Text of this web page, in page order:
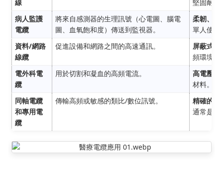
線
堅固耐用
病人監護
電纜
將來自感測器的生理訊號（心電圖、腦電
圖、血氧飽和度）傳送到監視器。
柔韌、生
單人使用
資料/網路
線纜
促進設備和網路之間的高速通訊。
屏蔽式
頻環境中
電外科電
纜
用於切割和凝血的高頻電流。
高電壓額
材料。
同軸電纜
和專用電
纜
傳輸高頻或敏感的類比/數位訊號。
精確的阻
通常是定